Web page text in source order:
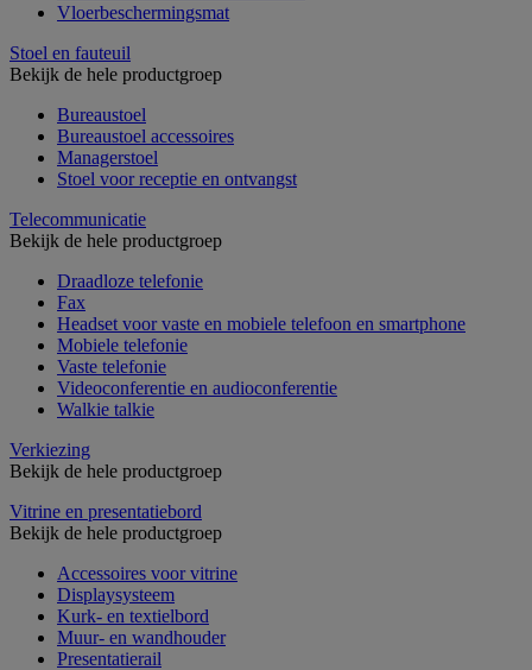
Vloerbeschermingsmat
Stoel en fauteuil
Bekijk de hele productgroep
Bureaustoel
Bureaustoel accessoires
Managerstoel
Stoel voor receptie en ontvangst
Telecommunicatie
Bekijk de hele productgroep
Draadloze telefonie
Fax
Headset voor vaste en mobiele telefoon en smartphone
Mobiele telefonie
Vaste telefonie
Videoconferentie en audioconferentie
Walkie talkie
Verkiezing
Bekijk de hele productgroep
Vitrine en presentatiebord
Bekijk de hele productgroep
Accessoires voor vitrine
Displaysysteem
Kurk- en textielbord
Muur- en wandhouder
Presentatierail